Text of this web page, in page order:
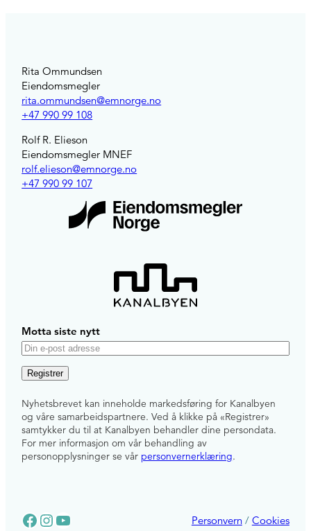
Rita Ommundsen
Eiendomsmegler
rita.ommundsen@emnorge.no
+47 990 99 108
Rolf R. Elieson
Eiendomsmegler MNEF
rolf.elieson@emnorge.no
+47 990 99 107
Motta siste nytt
E
-
o
s
t
Nyhetsbrevet kan inneholde markedsføring for Kanalbyen
og våre samarbeidspartnere. Ved å klikke på «Registrer»
samtykker du til at Kanalbyen behandler dine persondata.
For mer informasjon om vår behandling av
personopplysninger se vår personvernerklæring.
Facebook
Instagram
YouTube Personvern/ Cookies